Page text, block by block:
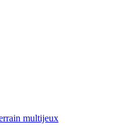
multijeux